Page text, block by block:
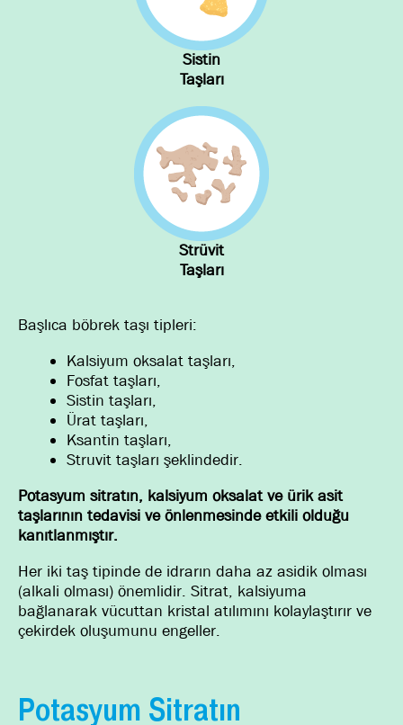
Sistin
Taşları
Strüvit
Taşları
Başlıca böbrek taşı tipleri:
Kalsiyum oksalat taşları,
Fosfat taşları,
Sistin taşları,
Ürat taşları,
Ksantin taşları,
Struvit taşları şeklindedir.
Potasyum sitratın, kalsiyum oksalat ve ürik asit
taşlarının tedavisi ve önlenmesinde etkili olduğu
kanıtlanmıştır.
Her iki taş tipinde de idrarın daha az asidik olması
(alkali olması) önemlidir. Sitrat, kalsiyuma
bağlanarak vücuttan kristal atılımını kolaylaştırır ve
çekirdek oluşumunu engeller.
Potasyum Sitratın